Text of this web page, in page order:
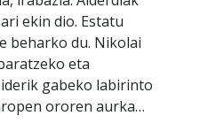
ekin dio. Estatu
beharko du. Nikolai
eta
gabeko labirinto
ororen aurka…